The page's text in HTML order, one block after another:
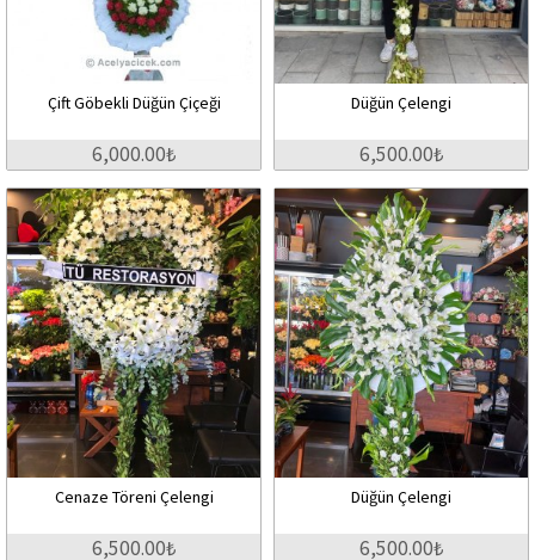
Çift Göbekli Düğün Çiçeği
6,000.00₺
Düğün Çelengi
6,500.00₺
Cenaze Töreni Çelengi
6,500.00₺
Düğün Çelengi
6,500.00₺